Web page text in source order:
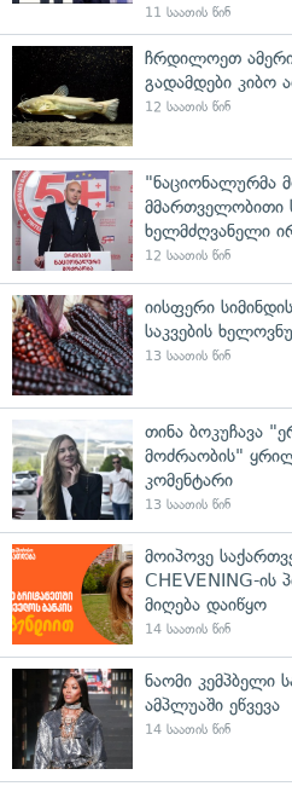
11 საათის წინ
ჩრდილოეთ
გადამდები კიბო
12 საათის წინ
"ნაციონალურმა
მმართველობითი
ხელმძღვანელი
12 საათის წინ
იისფერი
საკვების
13 საათის წინ
თინა ბოკუჩავა
მოძრაობის"
კომენტარი
13 საათის წინ
მოიპოვე
CHEVENING-ის
მიღება დაიწყო
14 საათის წინ
ნაომი კემპბელი
ამპლუაში ეწვევა
14 საათის წინ